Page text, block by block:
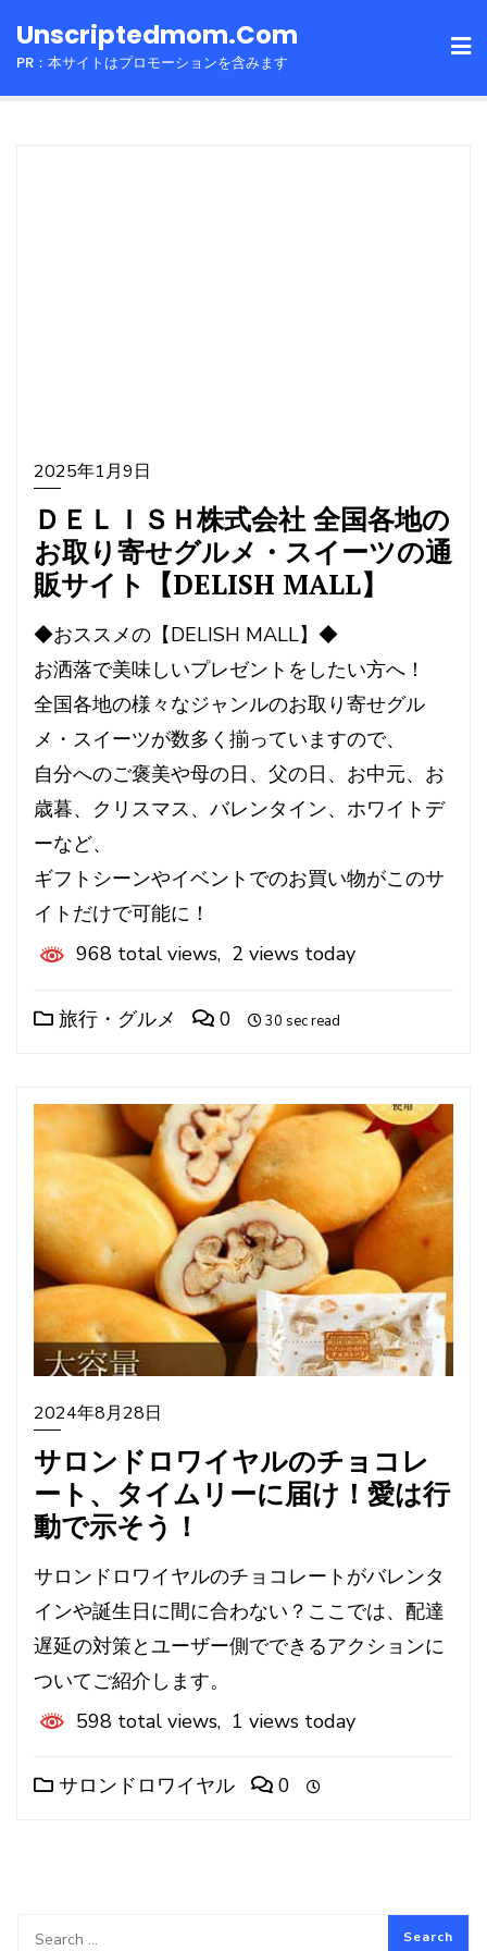
toUnscriptedmom.com
PR：本サイトはプロモーションを含みます
2025年1月9日
ＤＥＬＩＳＨ株式会社 全国各地の
お取り寄せグルメ・スイーツの通
販サイト【DELISH MALL】
◆おススメの【DELISH MALL】◆
お洒落で美味しいプレゼントをしたい方へ！
全国各地の様々なジャンルのお取り寄せグル
メ・スイーツが数多く揃っていますので、
自分へのご褒美や母の日、父の日、お中元、お
歳暮、クリスマス、バレンタイン、ホワイトデ
ーなど、
ギフトシーンやイベントでのお買い物がこのサ
イトだけで可能に！
968 total views, 2 views today
旅行・グルメ 0 30 sec read
2024年8月28日
サロンドロワイヤルのチョコレ
ート、タイムリーに届け！愛は行
動で示そう！
サロンドロワイヤルのチョコレートがバレンタ
インや誕生日に間に合わない？ここでは、配達
遅延の対策とユーザー側でできるアクションに
ついてご紹介します。
598 total views, 1 views today
サロンドロワイヤル 0